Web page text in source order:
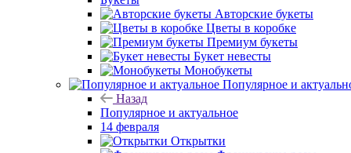
Авторские букеты
Цветы в коробке
Премиум букеты
Букет невесты
Монобукеты
Популярное и
Назад
Популярное и актуальное
14 февраля
Открытки